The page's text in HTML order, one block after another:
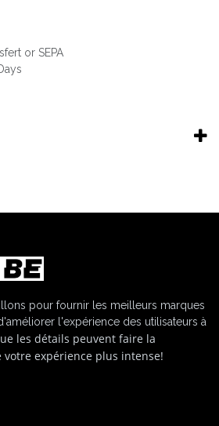
or SEPA
pour fournir les meilleurs marques
l'expérience des utilisateurs à
les détails peuvent faire la
expérience plus intense!